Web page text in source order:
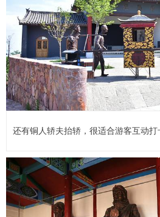
还有铜人轿夫抬轿，很适合游客互动打